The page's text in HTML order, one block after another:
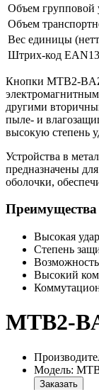
Объем групповой
Объем
Вес единицы
Штрих-код EAN13
Кнопки MTB2-
другими
пыле- и
высокую степень
Устройства в
предназначены
оболочки,
Преимущества
Высокая
Степень
Высокий
MTB2-
Модель:
Заказать